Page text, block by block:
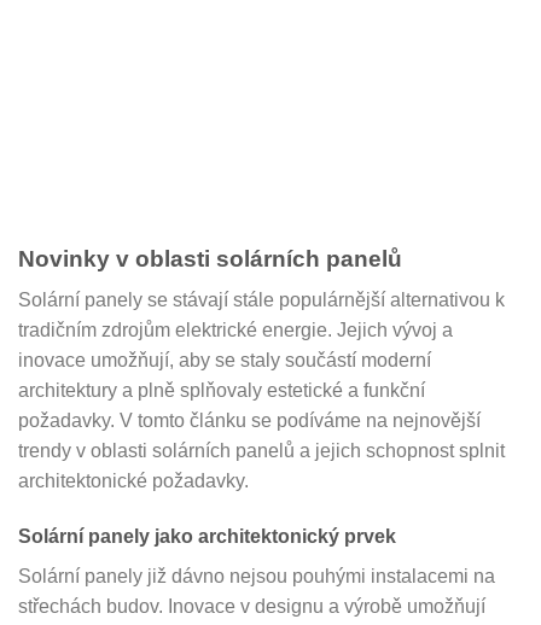
Novinky v oblasti solárních panelů
Solární panely se stávají stále populárnější alternativou k
tradičním zdrojům elektrické energie. Jejich vývoj a
inovace umožňují, aby se staly součástí moderní
architektury a plně splňovaly estetické a funkční
požadavky. V tomto článku se podíváme na nejnovější
trendy v oblasti solárních panelů a jejich schopnost splnit
architektonické požadavky.
Solární panely jako architektonický prvek
Solární panely již dávno nejsou pouhými instalacemi na
střechách budov. Inovace v designu a výrobě umožňují